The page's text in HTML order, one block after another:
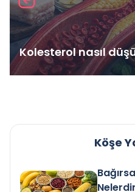
Kolesterol nasıl
Köşe